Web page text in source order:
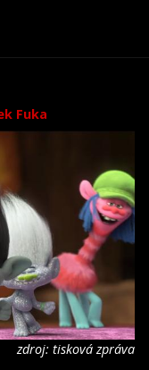
Fuka
zdroj: tisková zpráva